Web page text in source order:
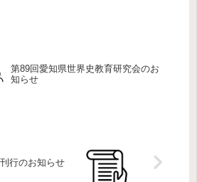
第89回愛知県世界史教育研究会のお
知らせ
行のお知らせ